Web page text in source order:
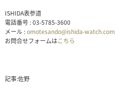
ISHIDA表参道
電話番号 : 03-5785-3600
メール :omotesando@ishida-watch.com
お問合せフォームはこちら
記事:佐野